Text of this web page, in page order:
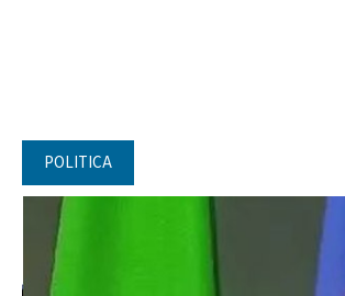
POLITICA